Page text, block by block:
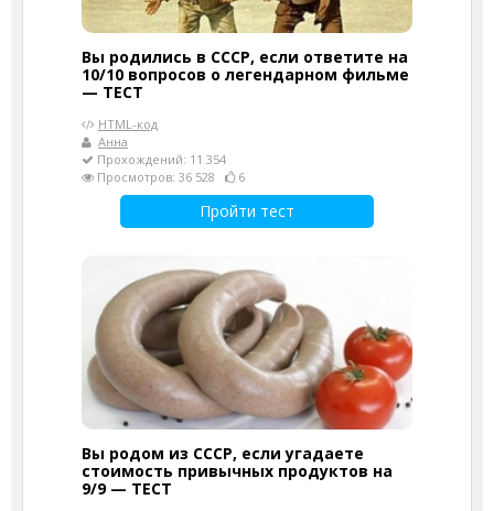
Вы родились в СССР, если ответите на
10/10 вопросов о легендарном фильме
— ТЕСТ
HTML-код
Анна
Прохождений: 11 354
Просмотров: 36 528
6
Пройти тест
Вы родом из СССР, если угадаете
стоимость привычных продуктов на
9/9 — ТЕСТ